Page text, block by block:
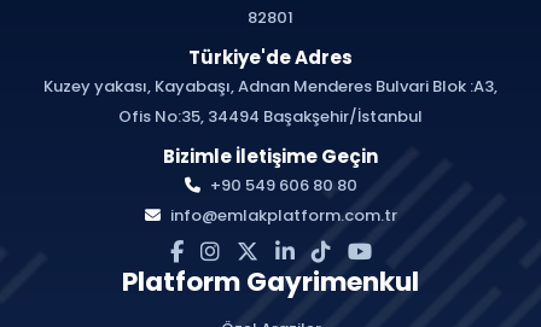
82801
Türkiye'de Adres
Kuzey yakası, Kayabaşı, Adnan Menderes Bulvari Blok :A3,
Ofis No:35, 34494 Başakşehir/İstanbul
Bizimle İletişime Geçin
+90 549 606 80 80
info@emlakplatform.com.tr
Platform Gayrimenkul